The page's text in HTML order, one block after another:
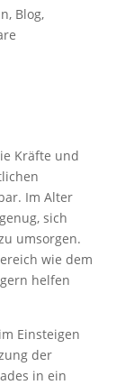
, Blog,
Kräfte und
Im Alter
sich
umsorgen.
wie dem
helfen
Einsteigen
der
in ein